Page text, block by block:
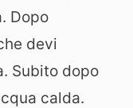
Dopo
devi
Subito dopo
calda.